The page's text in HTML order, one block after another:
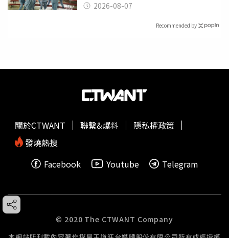
2026-08-07
Recommended by
關於CTWANT 聯繫&爆料
隱私權政策
發燒熱搜
Facebook
Youtube Telegram
© 2020 The CTWANT Company